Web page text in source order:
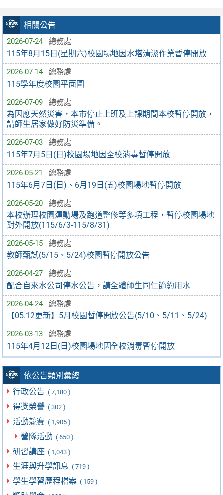
相關公告
2026-07-24 總務處
115年8月15日(星期六)校園場地因水塔清潔作業暫停開放
2026-07-14 總務處
115學年度校園平面圖
2026-07-09 總務處
為因應天然災害，本市停止上班及上課期間本校暫停開放，
請師生居家做好防災準備。
2026-07-03 總務處
115年7月5日(日)校園場地因全校消毒暫停開放
2026-05-21 總務處
115年6月7日(日)、6月19日(五)校園場地暫停開放
2026-05-20 總務處
本校辦理校園運動場及跑道整修等多項工程，暫停校園場地
對外開放(115/6/3-115/8/31)
2026-05-15 總務處
教師甄試(5/15、5/24)校園暫停開放公告
2026-04-27 總務處
配合自來水公司停水公告，請全體師生同仁節約用水
2026-04-24 總務處
【05.12更新】5月校園暫停開放公告(5/10、5/11、5/24)
2026-03-13 總務處
115年4月12日(日)校園場地因全校消毒暫停開放
依公告類別彙總
行政公告 ( 7,180 )
得獎榮譽 ( 302 )
活動競賽 ( 1,905 )
營隊活動 ( 650 )
研習講座 ( 1,043 )
生涯與升學訊息 ( 719 )
學生學習歷程檔案 ( 159 )